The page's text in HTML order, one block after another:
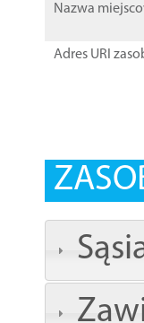
Nazwa
Adres URI